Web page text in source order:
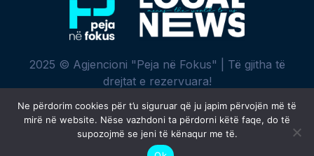
2025 © Agjencioni "Peja në Fokus" | Të gjitha të
drejtat e rezervuara!
Krijuar me ♥ nga
Ne përdorim cookies për t’u siguruar që ju japim përvojën më të
mirë në website. Nëse vazhdoni ta përdorni këtë faqe, do të
supozojmë se jeni të kënaqur me të.